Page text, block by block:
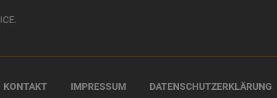
KONTAKT IMPRESSUM DATENSCHUTZERKLÄRUNG